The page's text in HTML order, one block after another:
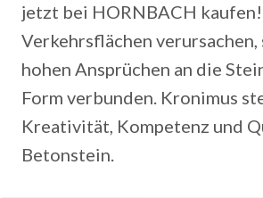
jetzt bei HORNBACH
Verkehrsflächen
hohen Ansprüchen an die
Form verbunden. Kronimus
Kreativität, Kompetenz und
Betonstein.